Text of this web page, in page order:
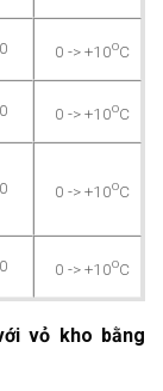
0 -> +10oC
0 -> +10oC
0 -> +10oC
0 -> +10oC
vỏ kho bằng